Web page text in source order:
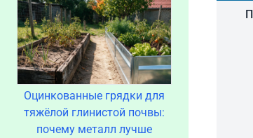
Оцинкованные грядки для
тяжёлой глинистой почвы:
почему металл лучше